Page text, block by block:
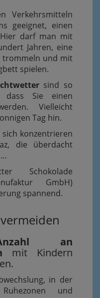
Verkehrsmitteln
geeignet, einen
darf man mit
Jahren, eine
trommeln und mit
spielen.
sind so
dass Sie einen
Vielleicht
Tag hin.
konzentrieren
die überdacht
…
Schokolade
GmbH)
spannend.
an
mit Kindern
in der
und